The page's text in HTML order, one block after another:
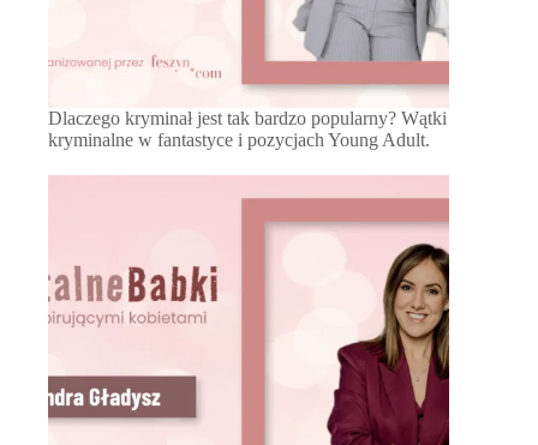
Dlaczego kryminał jest tak bardzo popularny? Wątki
kryminalne w fantastyce i pozycjach Young Adult.